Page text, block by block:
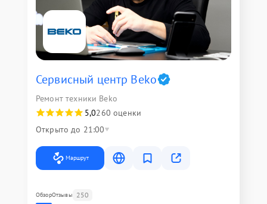
Сервисный центр Beko
Ремонт техники Beko
5,0260 оценки
Открыто до 21:00
Маршрут
ОбзорОтзывы 250